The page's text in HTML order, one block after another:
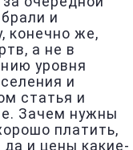
и
конечно же,
а не в
уровня
и
статья и
Зачем нужны
платить,
да и цены какие-